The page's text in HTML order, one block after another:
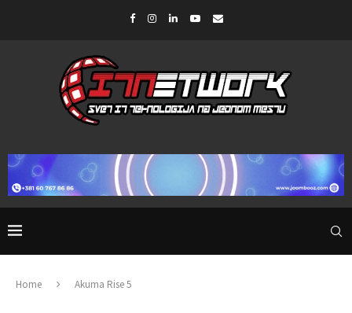
Home Akuma Rise 5